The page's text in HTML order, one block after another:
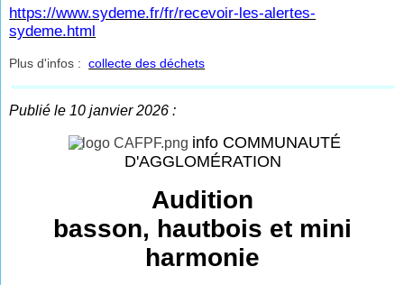
https://www.sydeme.fr/fr/recevoir-les-alertes-
sydeme.html
Plus d'infos :collecte des déchets
Publié le 10 janvier 2026 :
info COMMUNAUTÉ
D'AGGLOMÉRATION
Audition
basson, hautbois et mini
harmonie